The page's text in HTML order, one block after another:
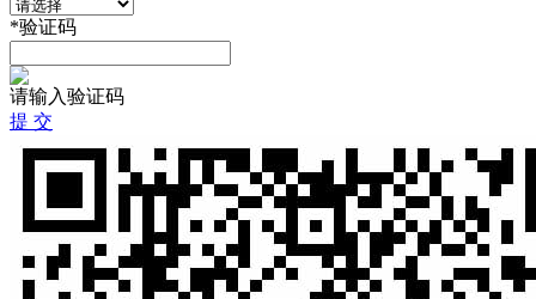
*验证码
请输入验证码
提 交